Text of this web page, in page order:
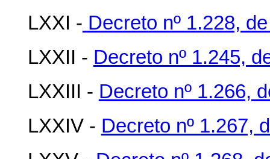
LXXI - Decreto nº 1.228,
LXXII - Decreto nº 1.245,
LXXIII - Decreto nº 1.266,
LXXIV - Decreto nº 1.267,